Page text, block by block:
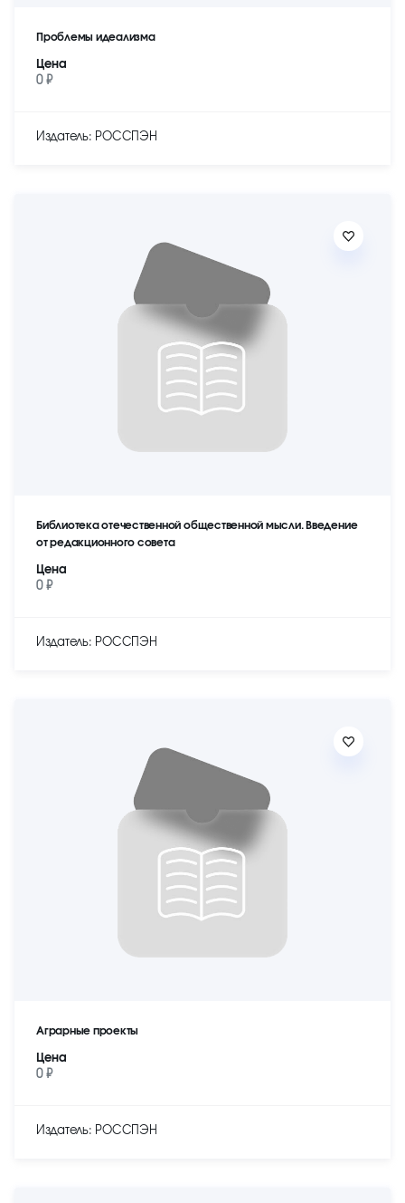
Проблемы идеализма
Цена
0 ₽
Издатель: РОССПЭН
Библиотека отечественной общественной мысли. Введение
от редакционного совета
Цена
0 ₽
Издатель: РОССПЭН
Аграрные проекты
Цена
0 ₽
Издатель: РОССПЭН